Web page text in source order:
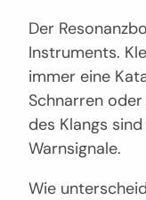
Der
Instruments.
immer eine
Schnarren
des Klangs
Warnsignale.
Wie